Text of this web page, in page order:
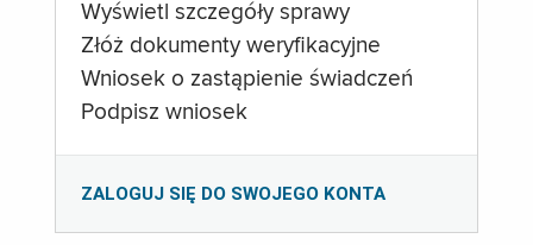
Wyświetl szczegóły sprawy
Złóż dokumenty weryfikacyjne
Wniosek o zastąpienie świadczeń
Podpisz wniosek
ZALOGUJ SIĘ DO SWOJEGO KONTA